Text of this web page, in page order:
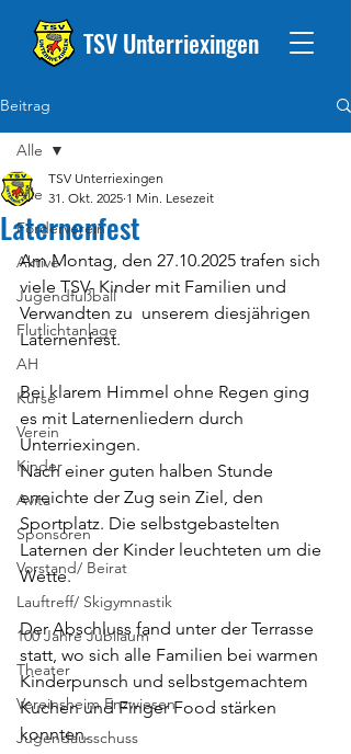
TSV Unterriexingen
Beitrag
Alle
Förderverein
Aktive
Jugendfußball
Flutlichtanlage
AH
Kurse
Verein
Kinder
Avita
Sponsoren
Vorstand/ Beirat
Lauftreff/ Skigymnastik
100 Jahre Jubiläum
Theater
Vereinsheim Enzwiesen
Jugendausschuss
Alle
Laternenfest
TSV Unterriexingen
31. Okt. 2025 1 Min. Lesezeit
Am Montag, den 27.10.2025 trafen sich
viele TSV- Kinder mit Familien und
Verwandten zu  unserem diesjährigen
Laternenfest.
Bei klarem Himmel ohne Regen ging
es mit Laternenliedern durch
Unterriexingen.
Nach einer guten halben Stunde
erreichte der Zug sein Ziel, den
Sportplatz. Die selbstgebastelten
Laternen der Kinder leuchteten um die
Wette.
Der Abschluss fand unter der Terrasse
statt, wo sich alle Familien bei warmen
Kinderpunsch und selbstgemachtem
Kuchen und Finger Food stärken
konnten.